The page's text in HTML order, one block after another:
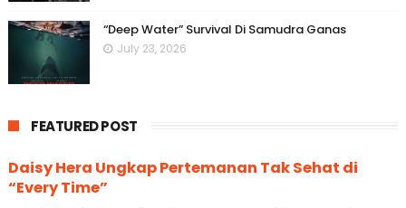
“Deep Water” Survival Di Samudra Ganas
July 23, 2026
FEATURED POST
Daisy Hera Ungkap Pertemanan Tak Sehat di
“Every Time”